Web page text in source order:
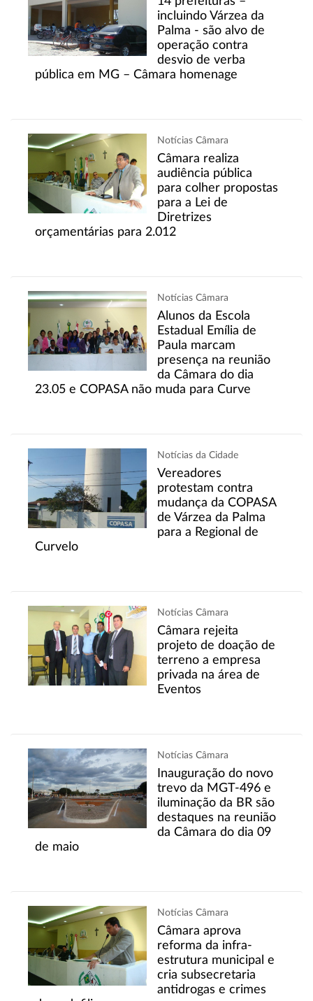
incluindo Várzea da
Palma - são alvo de
operação contra
desvio de verba
pública em MG – Câmara homenage
Notícias Câmara
Câmara realiza
audiência pública
para colher propostas
para a Lei de
Diretrizes
orçamentárias para 2.012
Notícias Câmara
Alunos da Escola
Estadual Emília de
Paula marcam
presença na reunião
da Câmara do dia
23.05 e COPASA não muda para Curve
Notícias da Cidade
Vereadores
protestam contra
mudança da COPASA
de Várzea da Palma
para a Regional de
Curvelo
Notícias Câmara
Câmara rejeita
projeto de doação de
terreno a empresa
privada na área de
Eventos
Notícias Câmara
Inauguração do novo
trevo da MGT-496 e
iluminação da BR são
destaques na reunião
da Câmara do dia 09
de maio
Notícias Câmara
Câmara aprova
reforma da infra-
estrutura municipal e
cria subsecretaria
antidrogas e crimes